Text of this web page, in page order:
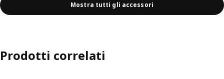
Mostra tutti gli accessori
Prodotti correlati